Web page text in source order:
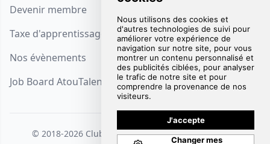
Devenir membre
Taxe d'apprentissage
Nos évènements
Job Board AtouTalent
FAQ
Mentions Légales
© 2018-2026 Club AtouTalent. Tous droits réservés.